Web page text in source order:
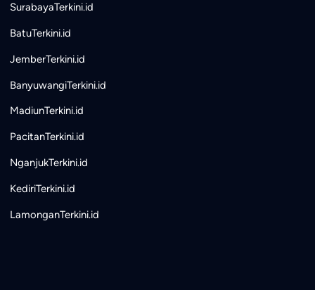
SurabayaTerkini.id
BatuTerkini.id
JemberTerkini.id
BanyuwangiTerkini.id
MadiunTerkini.id
PacitanTerkini.id
NganjukTerkini.id
KediriTerkini.id
LamonganTerkini.id